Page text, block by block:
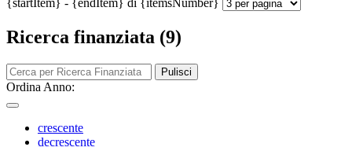
{startItem} - {endItem} di {itemsNumber}
Ricerca finanziata (9)
Pulisci
Ordina Anno:
crescente
decrescente